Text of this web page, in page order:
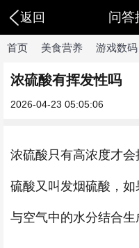
返回 问答
首页 美食营养 游戏数码
浓硫酸有挥发性吗
2026-04-23 05:05:06
浓硫酸只有高浓度才
硫酸又叫发烟硫酸，
与空气中的水分结合生